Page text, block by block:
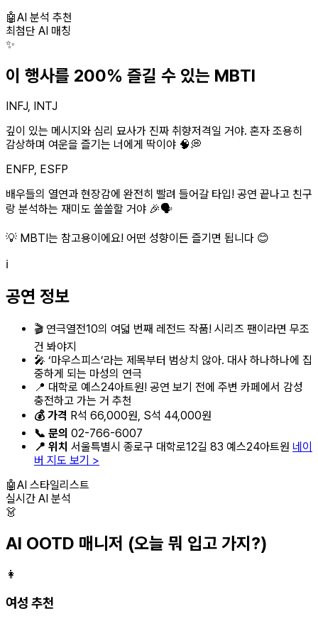
🤖AI 분석 추천
최첨단 AI 매칭
✨
이 행사를 200% 즐길 수 있는 MBTI
INFJ, INTJ
깊이 있는 메시지와 심리 묘사가 진짜 취향저격일 거야. 혼자 조용히
감상하며 여운을 즐기는 너에게 딱이야 🧠💭
ENFP, ESFP
배우들의 열연과 현장감에 완전히 빨려 들어갈 타입! 공연 끝나고 친구
랑 분석하는 재미도 쏠쏠할 거야 🎉🗣️
💡 MBTI는 참고용이에요! 어떤 성향이든 즐기면 됩니다 😊
ℹ️
공연 정보
🎬 연극열전10의 여덟 번째 레전드 작품! 시리즈 팬이라면 무조
건 봐야지
🎤 ‘마우스피스’라는 제목부터 범상치 않아. 대사 하나하나에 집
중하게 되는 마성의 연극
📍 대학로 예스24아트원! 공연 보기 전에 주변 카페에서 감성
충전하고 가는 거 추천
💰 가격 R석 66,000원, S석 44,000원
📞 문의 02-766-6007
📍 위치 서울특별시 종로구 대학로12길 83 예스24아트원 네이
버 지도 보기 >
🤖AI 스타일리스트
실시간 AI 분석
👗
AI OOTD 매니저 (오늘 뭐 입고 가지?)
👩
여성 추천